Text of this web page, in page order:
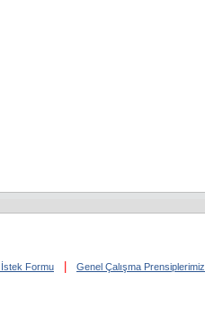
İstek Formu Genel Çalışma Prensiplerimiz